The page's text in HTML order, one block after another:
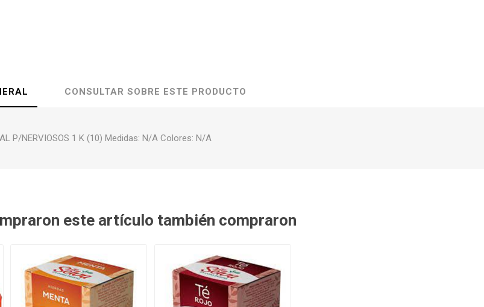
CONSULTAR SOBRE ESTE PRODUCTO
P/NERVIOSOS 1 K (10) Medidas: N/A Colores: N/A
este artículo también compraron